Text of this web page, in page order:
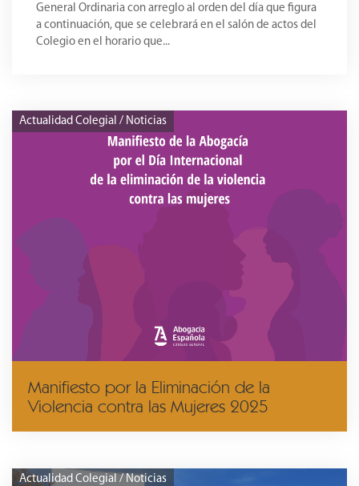
General Ordinaria con arreglo al orden del día que figura
a continuación, que se celebrará en el salón de actos del
Colegio en el horario que...
Actualidad Colegial / Noticias
Manifiesto por la Eliminación de la
Violencia contra las Mujeres 2025
Actualidad Colegial / Noticias